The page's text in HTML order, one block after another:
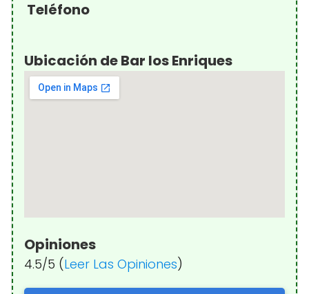
Teléfono
Ubicación de Bar los Enriques
Opiniones
4.5/5 (Leer Las Opiniones)